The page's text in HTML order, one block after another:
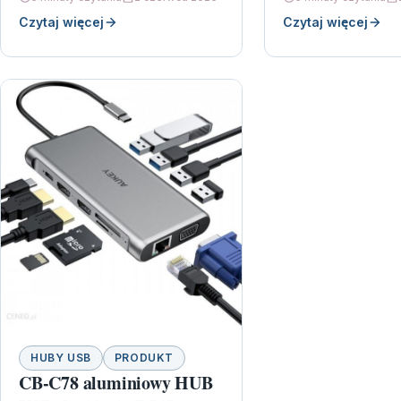
propozycja dla…
Czytaj więcej Czytaj więcej
HUBY USB PRODUKT
CB-C78 aluminiowy HUB